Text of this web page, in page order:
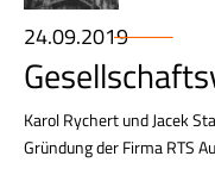
24.09.2019
Karol Rychert und Jacek
Gründung der Firma RTS